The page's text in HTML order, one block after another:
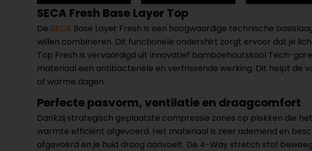
SECA Fresh Base Layer Top
De SECA Base Layer Fresh is een hoogwaardige technische
willen combineren. Dit functionele ondershirt zorgt ervoor dat je
Top Fresh is vervaardigd uit innovatief bamboehoutskool Tech-
materiaal een antibacteriële en verfrissende werking. Dit helpt de
of warme dagen.
Perfecte pasvorm, ventilatie en draagcomfort
Dankzij strategisch geplaatste compressie zones op plekken die
warmte efficiënt afgevoerd. Het materiaal is zeer ademend en
afgevoerd en je huid droog aanvoelt. De 4-Way stretch stof